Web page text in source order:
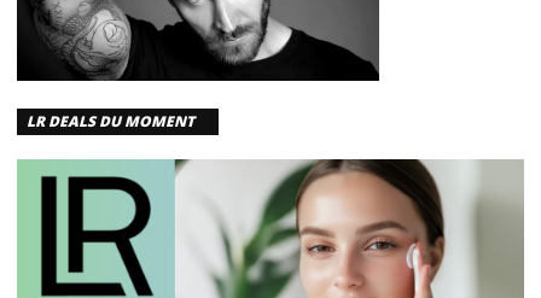
LR DEALS DU MOMENT